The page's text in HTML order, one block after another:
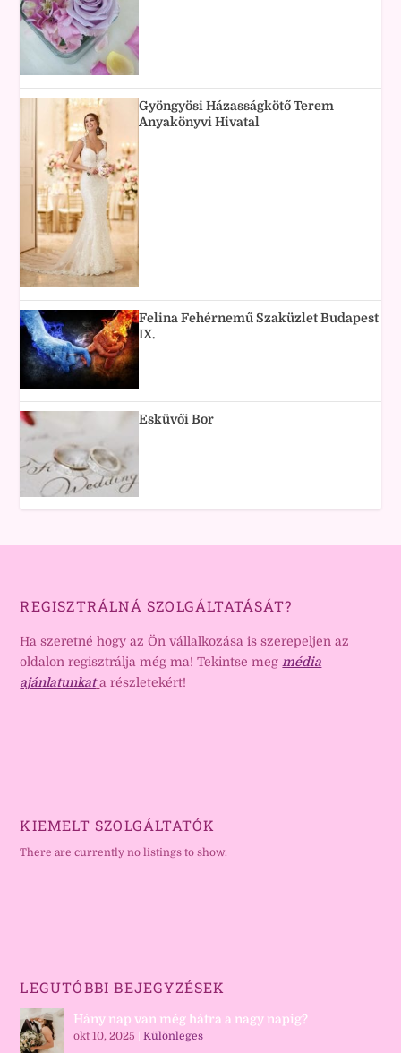
Gyöngyösi Házasságkötő Terem
Anyakönyvi Hivatal
Felina Fehérnemű Szaküzlet Budapest
IX.
Esküvői Bor
REGISZTRÁLNÁ SZOLGÁLTATÁSÁT?
Ha szeretné hogy az Ön vállalkozása is szerepeljen az
oldalon regisztrálja még ma! Tekintse megmédia
ajánlatunkat a részletekért!
KIEMELT SZOLGÁLTATÓK
There are currently no listings to show.
LEGUTÓBBI BEJEGYZÉSEK
Hány nap van még hátra a nagy napig?
okt 10, 2025 |Különleges